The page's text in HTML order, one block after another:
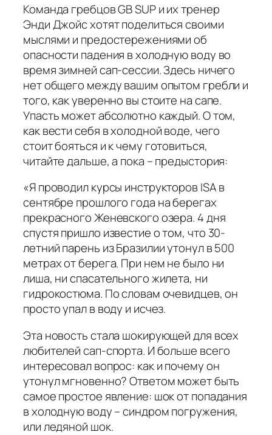
Команда гребцов GB SUP и их тренер
Энди Джойс хотят поделиться своими
мыслями и предостережениями об
опасности падения в холодную воду во
время зимней сап-сессии. Здесь ничего
нет общего между вашим опытом гребли и
того, как уверенно вы стоите на сапе.
Упасть может абсолютно каждый. О том,
как вести себя в холодной воде, чего
стоит бояться и к чему готовиться,
читайте дальше, а пока – предыстория:
«Я проводил курсы инструкторов ISA в
сентябре прошлого года на берегах
прекрасного Женевского озера. 4 дня
спустя пришло известие о том, что 30-
летний парень из Бразилии утонул в 500
метрах от берега. При нем не было ни
лиша, ни спасательного жилета, ни
гидрокостюма. По словам очевидцев, он
просто упал в воду и исчез.
Эта новость стала шокирующей для всех
любителей сап-спорта. И больше всего
интересовал вопрос: как и почему он
утонул мгновенно? Ответом может быть
самое простое явление: шок от попадания
в холодную воду – синдром погружения,
или ледяной шок.